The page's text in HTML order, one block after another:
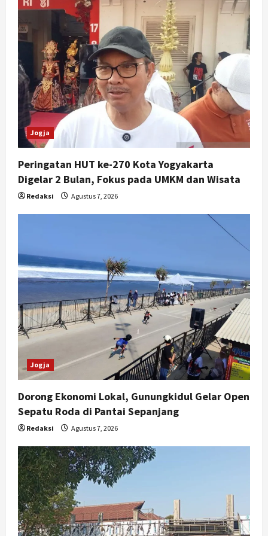
Jogja
Peringatan HUT ke-270 Kota Yogyakarta
Digelar 2 Bulan, Fokus pada UMKM dan Wisata
Redaksi Agustus 7, 2026
Jogja
Dorong Ekonomi Lokal, Gunungkidul Gelar Open
Sepatu Roda di Pantai Sepanjang
Redaksi Agustus 7, 2026